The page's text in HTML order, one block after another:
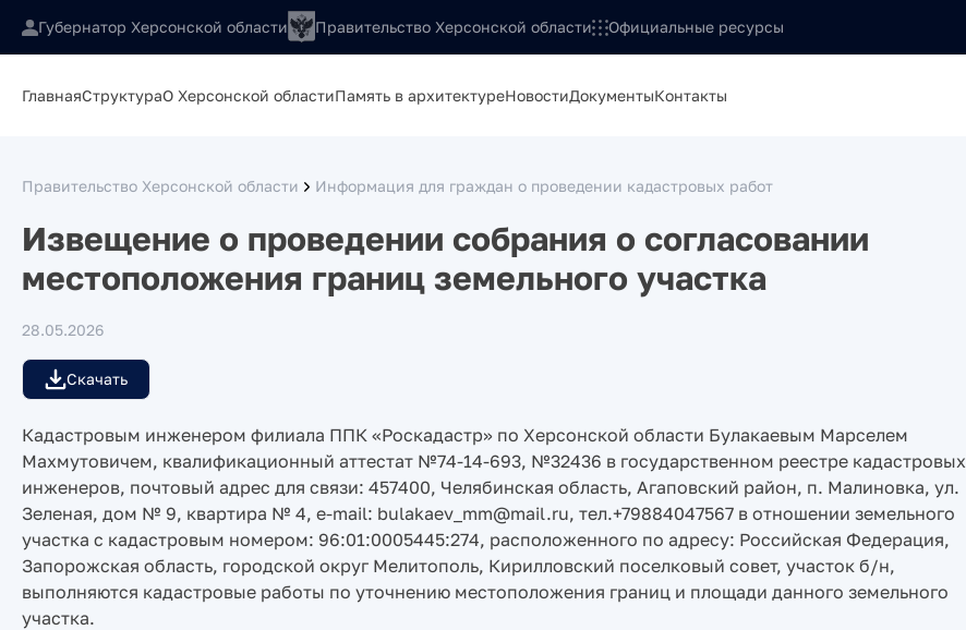
Губернатор Херсонской области Правительство Херсонской области Официальные ресурсы
ГлавнаяСтруктураО Херсонской областиПамять в архитектуреНовостиДокументыКонтакты
Правительство Херсонской области Информация для граждан о проведении кадастровых работ
Извещение о проведении собрания о согласовании
местоположения границ земельного участка
28.05.2026
Скачать
Кадастровым инженером филиала ППК «Роскадастр» по Херсонской области Булакаевым Марселем
Махмутовичем, квалификационный аттестат №74-14-693, №32436 в государственном реестре кадастровых
инженеров, почтовый адрес для связи: 457400, Челябинская область, Агаповский район, п. Малиновка, ул.
Зеленая, дом № 9, квартира № 4, e-mail: bulakaev_mm@mail.ru, тел.+79884047567 в отношении земельного
участка с кадастровым номером: 96:01:0005445:274, расположенного по адресу: Российская Федерация,
Запорожская область, городской округ Мелитополь, Кирилловский поселковый совет, участок б/н,
выполняются кадастровые работы по уточнению местоположения границ и площади данного земельного
участка.